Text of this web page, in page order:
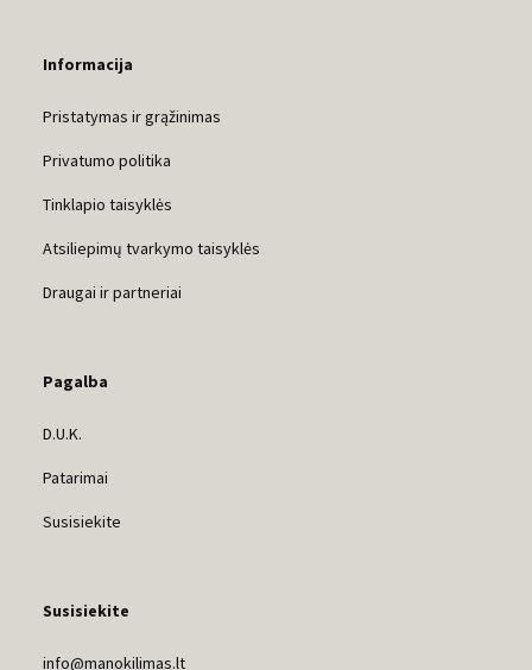
Informacija
Pristatymas ir grąžinimas
Privatumo politika
Tinklapio taisyklės
Atsiliepimų tvarkymo taisyklės
Draugai ir partneriai
Pagalba
D.U.K.
Patarimai
Susisiekite
Susisiekite
info@manokilimas.lt